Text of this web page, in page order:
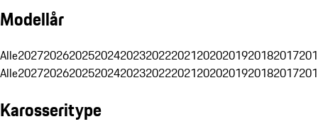
Modellår
Alle20272026202520242023202220212020201920182017
Alle20272026202520242023202220212020201920182017
Karosseritype